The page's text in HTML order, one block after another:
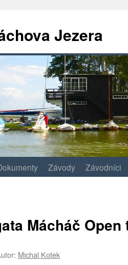
Jezera
Závody Závodníci
Mácháč
Michal Kotek